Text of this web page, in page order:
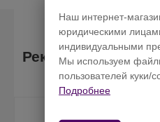
Рекомендуемые
Наш интернет-
юридическими
индивидуальными
Мы используем
пользователей куки/
Подробнее